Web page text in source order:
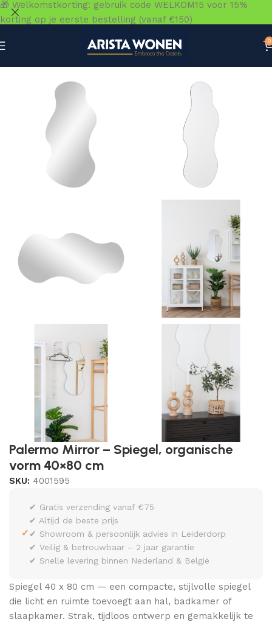
0
Palermo Mirror – Spiegel, organische
vorm 40×80 cm
SKU: 4001595
✓
✔ Gratis verzending vanaf €75
✔ Altijd de beste prijs
✔ Showroom & persoonlijk advies in Leiderdorp
✔ Veilig & betrouwbaar – 2 jaar garantie
✔ Snelle levering binnen Nederland & België
Spiegel 40 x 80 cm — een compacte, stijlvolle spiegel
die licht en ruimte toevoegt aan hal, badkamer of
slaapkamer. Strak, tijdloos ontwerp en gemakkelijk te
🎁 Welkomstkorting: gebruik code WELKOM15 voor 15%
korting op je eerste bestelling (vanaf €150)